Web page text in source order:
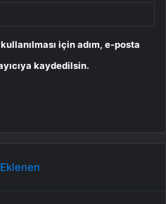
için adım, e-posta
kaydedilsin.